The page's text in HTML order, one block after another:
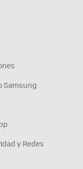
Samsung
y Redes